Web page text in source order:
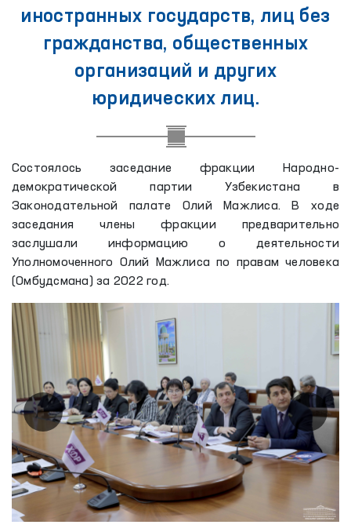
иностранных государств, лиц без
гражданства, общественных
организаций и других
юридических лиц.
Состоялось заседание фракции Народно-
демократической партии Узбекистана в
Законодательной палате Олий Мажлиса. В ходе
заседания члены фракции предварительно
заслушали информацию о деятельности
Уполномоченного Олий Мажлиса по правам человека
(Омбудсмана) за 2022 год.